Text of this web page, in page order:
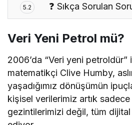
5.2 ❓ Sıkça Sorulan
Veri Yeni Petrol mü?
2006’da “Veri yeni
matematikçi Clive Humby,
yaşadığımız dönüşümün
kişisel verilerimiz artık
gezintilerimizi değil, tüm